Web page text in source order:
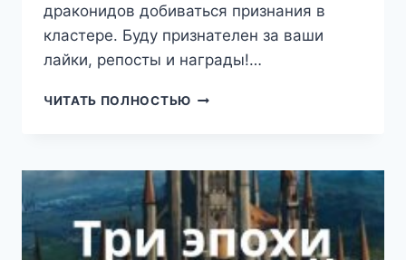
драконидов добиваться признания в
кластере. Буду признателен за ваши
лайки, репосты и награды!…
ЧИТАТЬ ПОЛНОСТЬЮ ЭРА
СЕРГЕЙ)